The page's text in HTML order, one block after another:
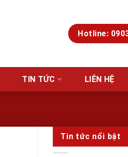
Hotline:
TIN TỨC LIÊN HỆ
Tin tức nổi bật